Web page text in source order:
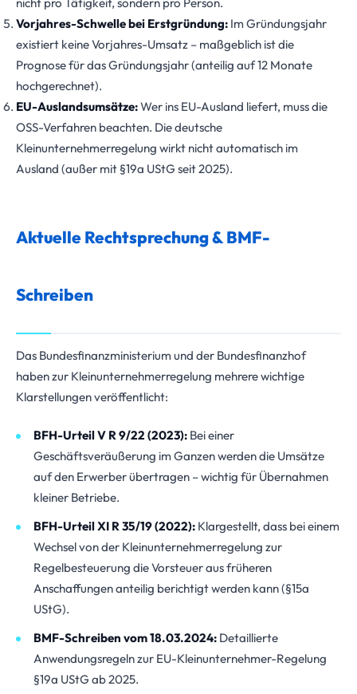
Vorjahres-Schwelle bei Erstgründung: Im Gründungsjahr
existiert keine Vorjahres-Umsatz – maßgeblich ist die
Prognose für das Gründungsjahr (anteilig auf 12 Monate
hochgerechnet).
EU-Auslandsumsätze:Wer ins EU-Ausland liefert, muss die
OSS-Verfahren beachten. Die deutsche
Kleinunternehmerregelung wirkt nicht automatisch im
Ausland (außer mit §19a UStG seit 2025).
Aktuelle Rechtsprechung & BMF-
Schreiben
Das Bundesfinanzministerium und der Bundesfinanzhof
haben zur Kleinunternehmerregelung mehrere wichtige
Klarstellungen veröffentlicht:
BFH-Urteil V R 9/22 (2023): Bei einer
Geschäftsveräußerung im Ganzen werden die Umsätze
auf den Erwerber übertragen – wichtig für Übernahmen
kleiner Betriebe.
BFH-Urteil XI R 35/19 (2022): Klargestellt, dass bei einem
Wechsel von der Kleinunternehmerregelung zur
Regelbesteuerung die Vorsteuer aus früheren
Anschaffungen anteilig berichtigt werden kann (§15a
UStG).
BMF-Schreiben vom 18.03.2024: Detaillierte
Anwendungsregeln zur EU-Kleinunternehmer-Regelung
§19a UStG ab 2025.